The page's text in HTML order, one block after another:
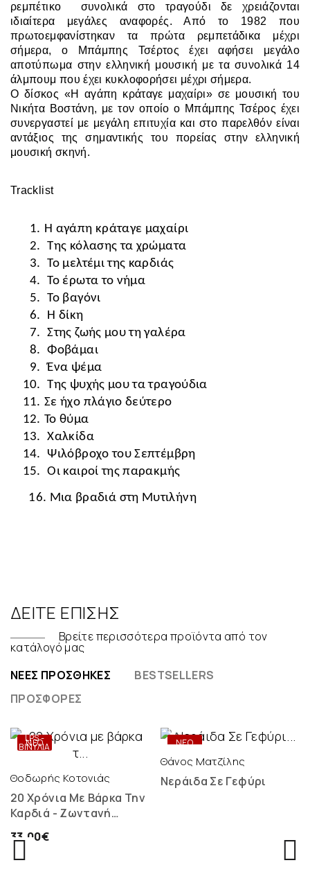
ρεμπέτικο συνολικά στο τραγούδι δε χρειάζονται
ιδιαίτερα μεγάλες αναφορές. Από το 1982 που
πρωτοεμφανίστηκαν τα πρώτα ρεμπετάδικα μέχρι
σήμερα, ο Μπάμπης Τσέρτος έχει αφήσει μεγάλο
αποτύπωμα στην ελληνική μουσική με τα συνολικά 14
άλμπουμ που έχει κυκλοφορήσει μέχρι σήμερα.
Ο δίσκος «Η αγάπη κράταγε μαχαίρι» σε μουσική του
Νικήτα Βοστάνη, με τον οποίο ο Μπάμπης Τσέρος έχει
συνεργαστεί με μεγάλη επιτυχία και στο παρελθόν είναι
αντάξιος της σημαντικής του πορείας στην ελληνική
μουσική σκηνή.
Tracklist
Η αγάπη κράταγε μαχαίρι
Της κόλασης τα χρώματα
Το μελτέμι της καρδιάς
Το έρωτα το νήμα
Το βαγόνι
Η δίκη
Στης ζωής μου τη γαλέρα
Φοβάμαι
Ένα ψέμα
Της ψυχής μου τα τραγούδια
Σε ήχο πλάγιο δεύτερο
Το θύμα
Χαλκίδα
Ψιλόβροχο του Σεπτέμβρη
Οι καιροί της παρακμής
16. Μια βραδιά στη Μυτιλήνη
ΔΕΊΤΕ ΕΠΊΣΗΣ
Βρείτε περισσότερα προϊόντα από τον
κατάλογό μας
ΝΈΕΣ ΠΡΟΣΘΉΚΕΣ
BESTSELLERS
ΠΡΟΣΦΟΡΈΣ
ΝΕΟ
LPS -
ΒΙΝΎΛΙΑ
Θοδωρής Κοτονιάς
20 Χρόνια Με Βάρκα Την
Καρδιά - Ζωντανή
33,00€
ΝΕΟ
DIGITAL
Θάνος Ματζίλης
Νεράιδα Σε Γεφύρι